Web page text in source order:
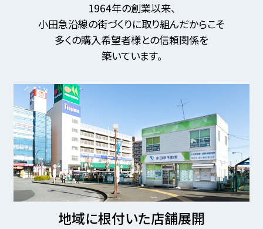
1964年の創業以来、
小田急沿線の街づくりに取り組んだからこそ
多くの購入希望者様との信頼関係を
築いています。
地域に根付いた店舗展開